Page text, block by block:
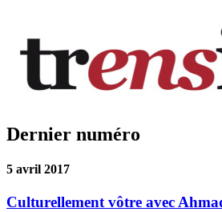
Dernier numéro
5 avril 2017
Culturellement vôtre avec